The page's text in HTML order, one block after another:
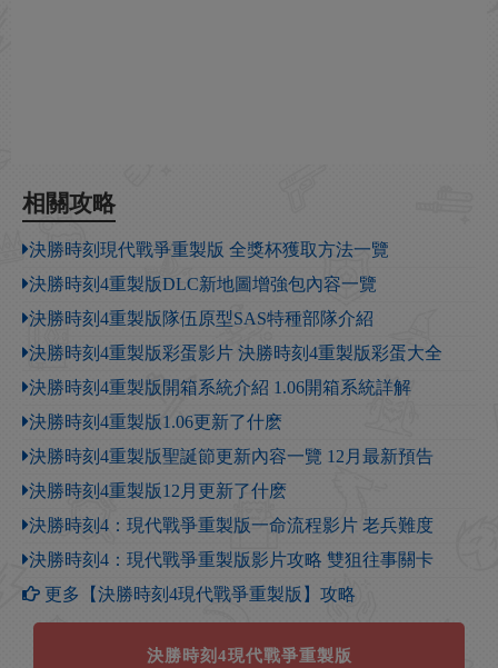
相關攻略
決勝時刻現代戰爭重製版 全獎杯獲取方法一覽
決勝時刻4重製版DLC新地圖增強包內容一覽
決勝時刻4重製版隊伍原型SAS特種部隊介紹
決勝時刻4重製版彩蛋影片 決勝時刻4重製版彩蛋大全
決勝時刻4重製版開箱系統介紹 1.06開箱系統詳解
決勝時刻4重製版1.06更新了什麽
決勝時刻4重製版聖誕節更新內容一覽 12月最新預告
決勝時刻4重製版12月更新了什麽
決勝時刻4：現代戰爭重製版一命流程影片 老兵難度
決勝時刻4：現代戰爭重製版影片攻略 雙狙往事關卡
更多【決勝時刻4現代戰爭重製版】攻略
決勝時刻4現代戰爭重製版